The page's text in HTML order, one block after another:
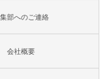
部へのご連絡
会社概要